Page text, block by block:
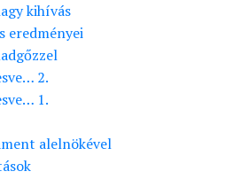
kihívás
eredményei
2.
1.
alelnökével